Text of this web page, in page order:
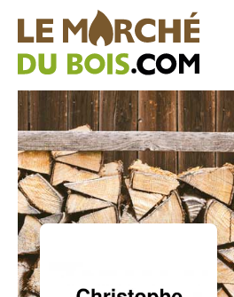
CHAUFFAGE AU BOIS
FAQ
CALCULER SA CONSOMMATION
TROUVER SON FOURNISSEUR
BLOG